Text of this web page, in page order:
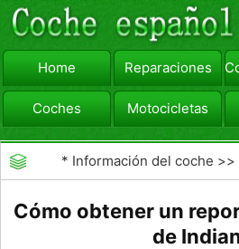
Home Reparaciones
Coches Motocicletas
viajar Camiones
* Información del coche >>
Cómo obtener un
de